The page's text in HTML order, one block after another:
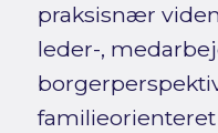
praksisnær
leder-,
familieorienteret